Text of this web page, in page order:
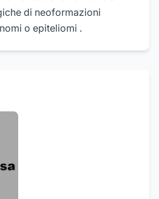
di neoformazioni
o epiteliomi .